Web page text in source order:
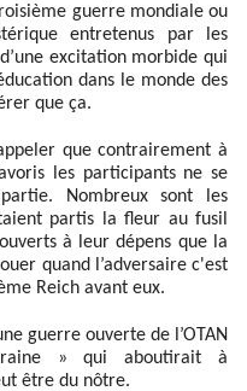
guerre mondiale ou
entretenus par les
excitation morbide qui
dans le monde des
que ça.
que contrairement à
les participants ne se
Nombreux sont les
partis la fleur au fusil
à leur dépens que la
quand l’adversaire c'est
Reich avant eux.
guerre ouverte de l’OTAN
» qui aboutirait à
être du nôtre.